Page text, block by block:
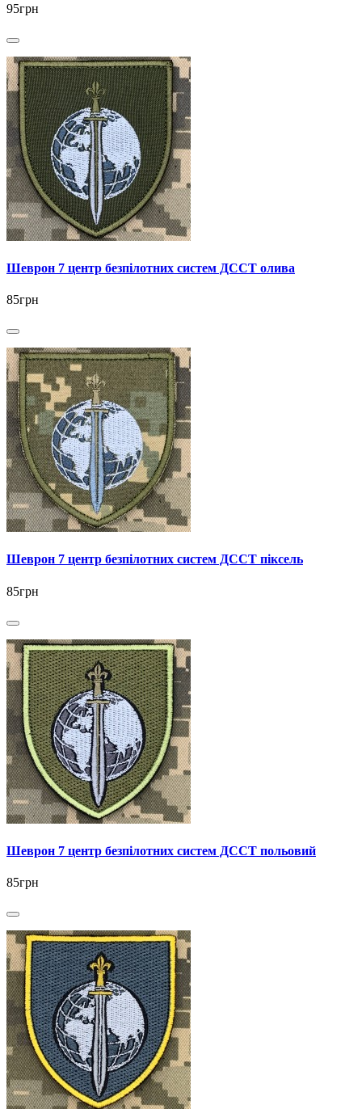
95грн
Шеврон 7 центр безпілотних систем ДССТ олива
85грн
Шеврон 7 центр безпілотних систем ДССТ піксель
85грн
Шеврон 7 центр безпілотних систем ДССТ польовий
85грн